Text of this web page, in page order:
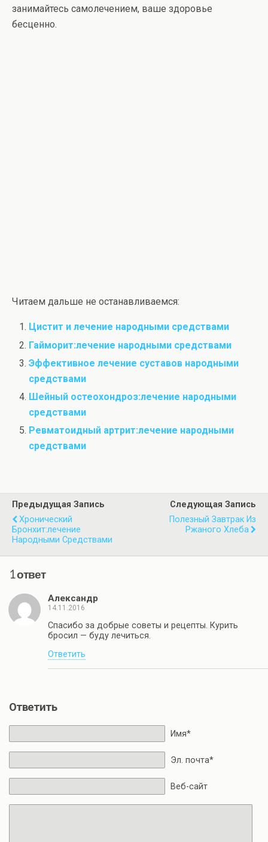
занимайтесь самолечением, ваше здоровье
бесценно.
Читаем дальше не останавливаемся:
Цистит и лечение народными средствами
Гайморит:лечение народными средствами
Эффективное лечение суставов народными
средствами
Шейный остеохондроз:лечение народными
средствами
Ревматоидный артрит:лечение народными
средствами
Предыдущая Запись
Хронический
Бронхит:лечение
Народными Средствами
Следующая Запись
Полезный Завтрак Из
Ржаного Хлеба
1 ответ
Александр
14.11.2016
Спасибо за добрые советы и рецепты. Курить
бросил — буду лечиться.
Ответить
Ответить
Имя*
Эл. почта*
Веб-сайт